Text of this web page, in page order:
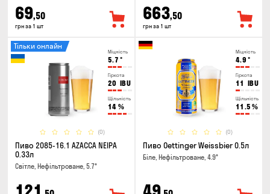
69,50
грн за 1 шт
663,50
грн за 1 шт
Міцність
5.7 °
Гіркота
20 IBU
Щільність
14 %
(0)
Тільки онлайн
Пиво 2085-16.1 AZACCA NEIPA
0.33л
Світле, Нефільтроване, 5.7°
Міцність
4.9 °
Гіркота
11 IBU
Щільність
11.5 %
(0)
Пиво Oettinger Weissbier 0.5л
Біле, Нефільтроване, 4.9°